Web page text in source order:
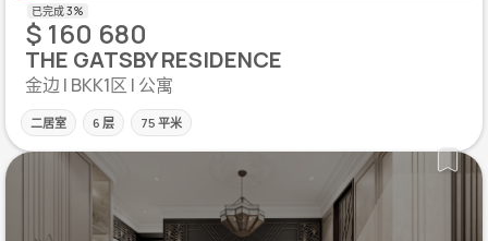
$ 160 680
THE GATSBY RESIDENCE
金边 | BKK1区 | 公寓
二居室 6 层 75 平米